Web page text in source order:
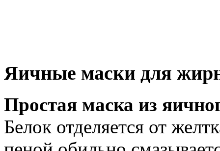
Яичные маски для
Простая маска из
Белок отделяется от